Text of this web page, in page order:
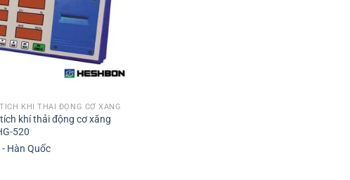
KHÍ THẢI ĐỘNG CƠ XĂNG
khí thải động cơ xăng
520
- Hàn Quốc